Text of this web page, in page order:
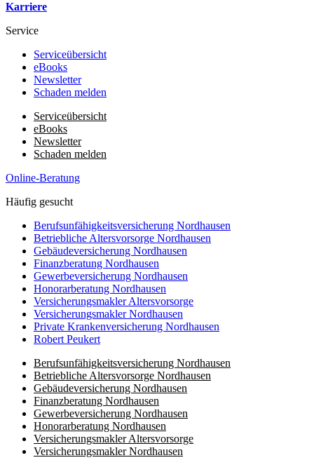
Karriere
Service
Serviceübersicht
eBooks
Newsletter
Schaden melden
Serviceübersicht
eBooks
Newsletter
Schaden melden
Online-Beratung
Häufig gesucht
Berufsunfähigkeitsversicherung Nordhausen
Betriebliche Altersvorsorge Nordhausen
Gebäudeversicherung Nordhausen
Finanzberatung Nordhausen
Gewerbeversicherung Nordhausen
Honorarberatung Nordhausen
Versicherungsmakler Altersvorsorge
Versicherungsmakler Nordhausen
Private Krankenversicherung Nordhausen
Robert Peukert
Berufsunfähigkeitsversicherung Nordhausen
Betriebliche Altersvorsorge Nordhausen
Gebäudeversicherung Nordhausen
Finanzberatung Nordhausen
Gewerbeversicherung Nordhausen
Honorarberatung Nordhausen
Versicherungsmakler Altersvorsorge
Versicherungsmakler Nordhausen
Kundenbewertungen und Erfahrungen zu
LIEBLINGSMAKLER GmbH & Co. KG
(8 Profile)